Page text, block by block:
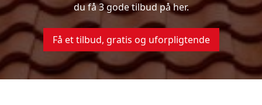
du få 3 gode tilbud på her.
Få et tilbud, gratis og uforpligtende